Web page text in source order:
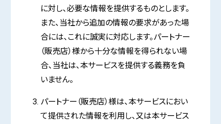
に対し、必要な情報を提供するものとします。
また、当社から追加の情報の要求があった場
合には、これに誠実に対応します。パートナー
（販売店）様から十分な情報を得られない場
合、当社は、本サービスを提供する義務を負
いません。
パートナー（販売店）様は、本サービスにおい
て提供された情報を利用し、又は本サービス